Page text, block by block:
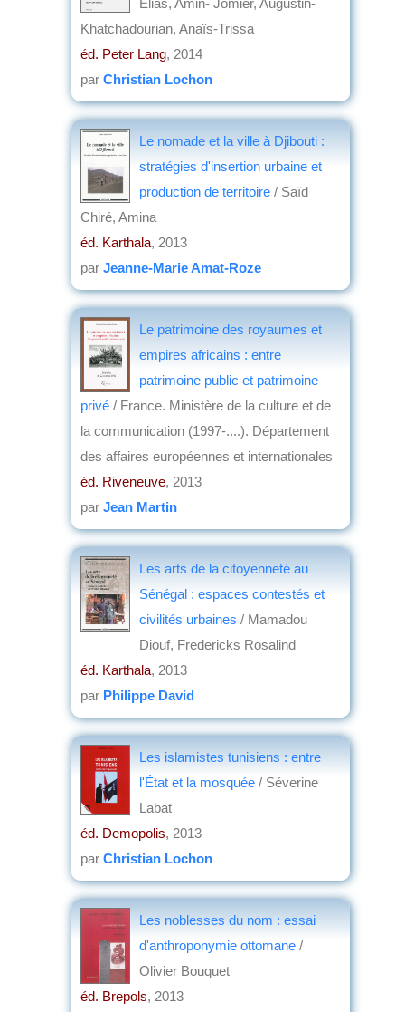
Elias, Amin- Jomier, Augustin-
Khatchadourian, Anaïs-Trissa
éd. Peter Lang, 2014
par Christian Lochon
Le nomade et la ville à Djibouti :
stratégies d'insertion urbaine et
production de territoire / Saïd
Chiré, Amina
éd. Karthala, 2013
par Jeanne-Marie Amat-Roze
Le patrimoine des royaumes et
empires africains : entre
patrimoine public et patrimoine
privé / France. Ministère de la culture et de
la communication (1997-....). Département
des affaires européennes et internationales
éd. Riveneuve, 2013
par Jean Martin
Les arts de la citoyenneté au
Sénégal : espaces contestés et
civilités urbaines / Mamadou
Diouf, Fredericks Rosalind
éd. Karthala, 2013
par Philippe David
Les islamistes tunisiens : entre
l'État et la mosquée / Séverine
Labat
éd. Demopolis, 2013
par Christian Lochon
Les noblesses du nom : essai
d'anthroponymie ottomane /
Olivier Bouquet
éd. Brepols, 2013